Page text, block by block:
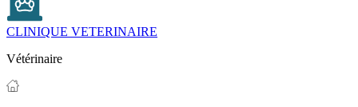
CLINIQUE VETERINAIRE
Vétérinaire